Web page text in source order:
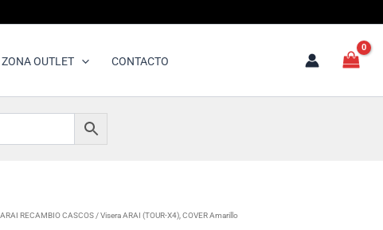
ZONA OUTLET CONTACTO
ARAI RECAMBIO CASCOS/ Visera ARAI (TOUR-X4), COVER Amarillo